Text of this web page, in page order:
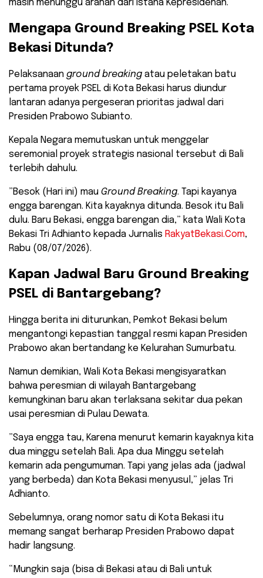
masih menunggu arahan dari Istana Kepresidenan.
​Mengapa Ground Breaking PSEL Kota
Bekasi Ditunda?
​Pelaksanaan ground breaking atau peletakan batu
pertama proyek PSEL di Kota Bekasi harus diundur
lantaran adanya pergeseran prioritas jadwal dari
Presiden Prabowo Subianto.
Kepala Negara memutuskan untuk menggelar
seremonial proyek strategis nasional tersebut di Bali
terlebih dahulu.
​”Besok (Hari ini) mau Ground Breaking. Tapi kayanya
engga barengan. Kita kayaknya ditunda. Besok itu Bali
dulu. Baru Bekasi, engga barengan dia,” kata Wali Kota
Bekasi Tri Adhianto kepada Jurnalis RakyatBekasi.Com,
Rabu (08/07/2026).
​Kapan Jadwal Baru Ground Breaking
PSEL di Bantargebang?
​Hingga berita ini diturunkan, Pemkot Bekasi belum
mengantongi kepastian tanggal resmi kapan Presiden
Prabowo akan bertandang ke Kelurahan Sumurbatu.
Namun demikian, Wali Kota Bekasi mengisyaratkan
bahwa peresmian di wilayah Bantargebang
kemungkinan baru akan terlaksana sekitar dua pekan
usai peresmian di Pulau Dewata.
​”Saya engga tau, Karena menurut kemarin kayaknya kita
dua minggu setelah Bali. Apa dua Minggu setelah
kemarin ada pengumuman. Tapi yang jelas ada (jadwal
yang berbeda) dan Kota Bekasi menyusul,” jelas Tri
Adhianto.
​Sebelumnya, orang nomor satu di Kota Bekasi itu
memang sangat berharap Presiden Prabowo dapat
hadir langsung.
“Mungkin saja (bisa di Bekasi atau di Bali untuk